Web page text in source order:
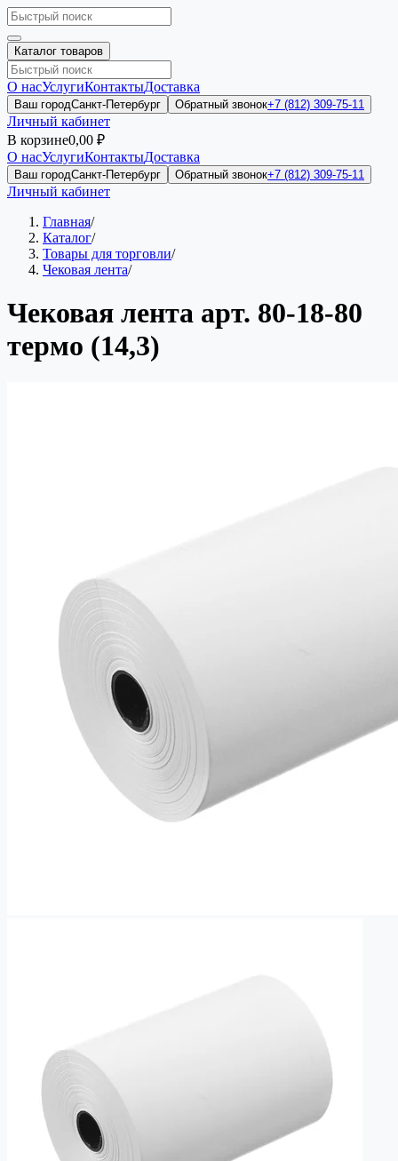
Каталог товаров
О насУслугиКонтактыДоставка
Ваш городСанкт-Петербург Обратный звонок+7 (812) 309-75-11
Личный кабинет
В корзине0,00 ₽
О насУслугиКонтактыДоставка
Ваш городСанкт-Петербург Обратный звонок+7 (812) 309-75-11
Личный кабинет
Главная/
Каталог/
Товары для торговли/
Чековая лента/
Чековая лента арт. 80-18-80
термо (14,3)